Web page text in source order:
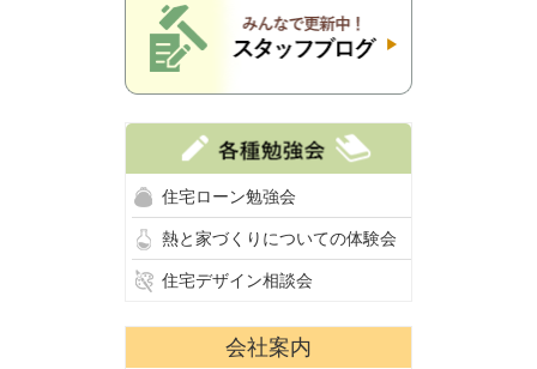
住宅ローン勉強会
熱と家づくりについての体験会
住宅デザイン相談会
会社案内